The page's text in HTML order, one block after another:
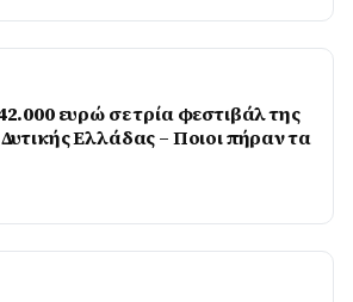
ευρώ σε τρία φεστιβάλ της
Ελλάδας – Ποιοι πήραν τα